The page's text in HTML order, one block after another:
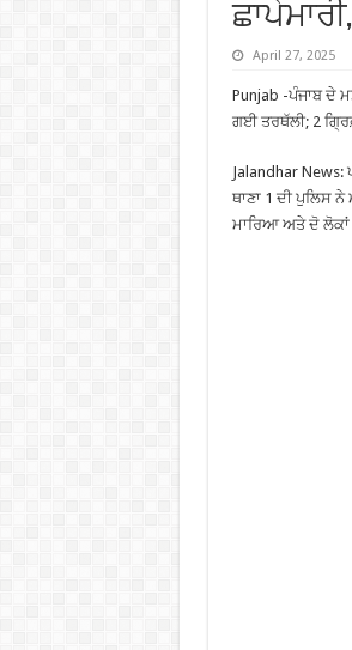
April 27, 2025
Punjab -ਪੰਜਾਬ ਦੇ
ਗਈ ਤਰਥੱਲੀ; 2
Jalandhar
ਥਾਣਾ 1 ਦੀ ਪੁਲਿਸ
ਮਾਰਿਆ ਅਤੇ ਦੋ ਲੋਕਾਂ